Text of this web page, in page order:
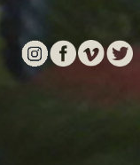
Instagram